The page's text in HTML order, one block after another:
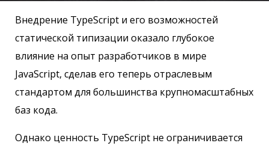
Внедрение TypeScript и его возможностей
статической типизации оказало глубокое
влияние на опыт разработчиков в мире
JavaScript, сделав его теперь отраслевым
стандартом для большинства крупномасштабных
баз кода.
Однако ценность TypeScript не ограничивается